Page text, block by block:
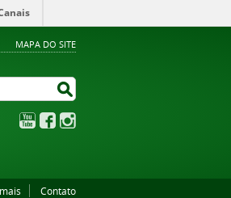
MAPA DO SITE
YouTubeFacebook
Contato